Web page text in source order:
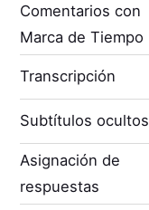
Comentarios con
Marca de Tiempo
Transcripción
Subtítulos ocultos
Asignación de
respuestas